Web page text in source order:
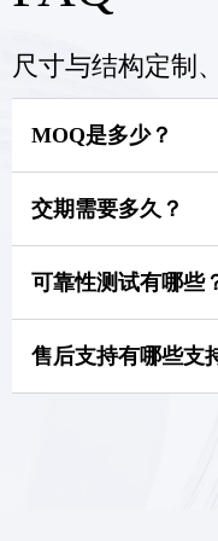
尺寸与结构定制
MOQ是多少？
交期需要多久？
可靠性测试有哪些
售后支持有哪些支